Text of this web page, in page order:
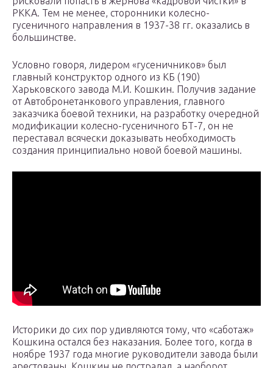
РККА. Тем не менее, сторонники колесно-
гусеничного направления в 1937-38 гг. оказались в
большинстве.
Условно говоря, лидером «гусеничников» был
главный конструктор одного из КБ (190)
Харьковского завода М.И. Кошкин. Получив задание
от Автобронетанкового управления, главного
заказчика боевой техники, на разработку очередной
модификации колесно-гусеничного БТ-7, он не
переставал всячески доказывать необходимость
создания принципиально новой боевой машины.
Историки до сих пор удивляются тому, что «саботаж»
Кошкина остался без наказания. Более того, когда в
ноябре 1937 года многие руководители завода были